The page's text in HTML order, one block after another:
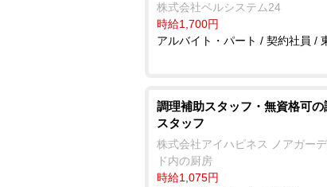
株式会社ベルシステム24
時給1,700円
アルバイト・パート / 契約社員 /
調理補助スタッフ・無資格可
スタッフ
株式会社アイハピネス ノアガー
ド内の厨房
時給1,075円